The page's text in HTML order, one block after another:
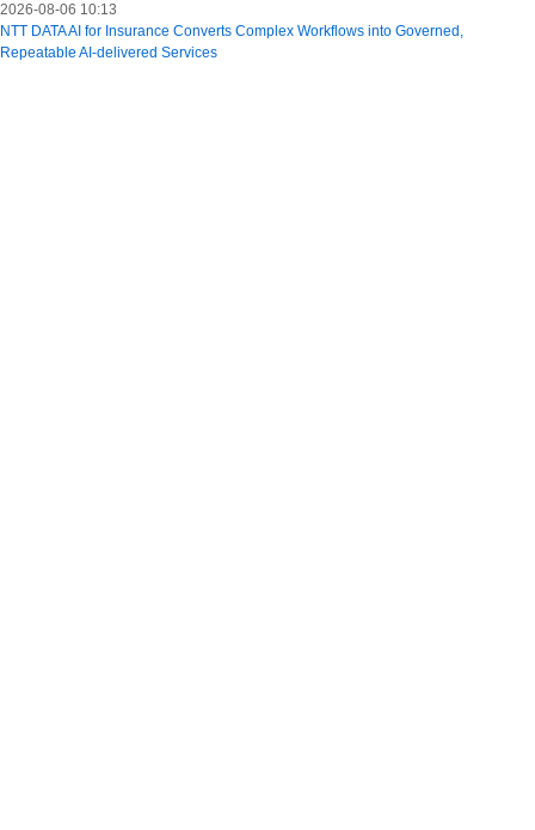
2026-08-06 10:13
NTT DATA AI for Insurance Converts Complex Workflows into Governed,
Repeatable AI-delivered Services